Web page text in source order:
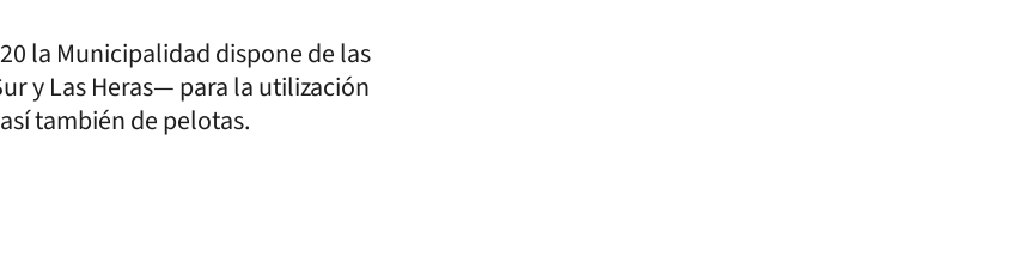
la Municipalidad dispone de las
y Las Heras— para la utilización
también de pelotas.